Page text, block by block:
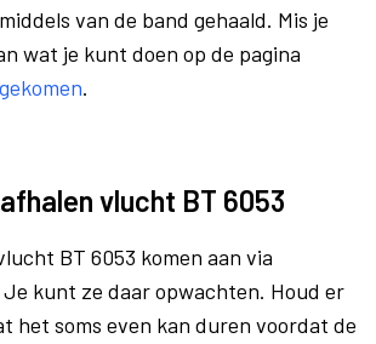
van de band gehaald. Mis je
wat je kunt doen op de pagina
.
vlucht BT 6053
BT 6053 komen aan via
Je kunt ze daar opwachten. Houd er
het soms even kan duren voordat de